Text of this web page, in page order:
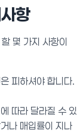
항
몇 가지 사항이
피하셔야 합니다.
따라 달라질 수 있
나 매입률이 지나